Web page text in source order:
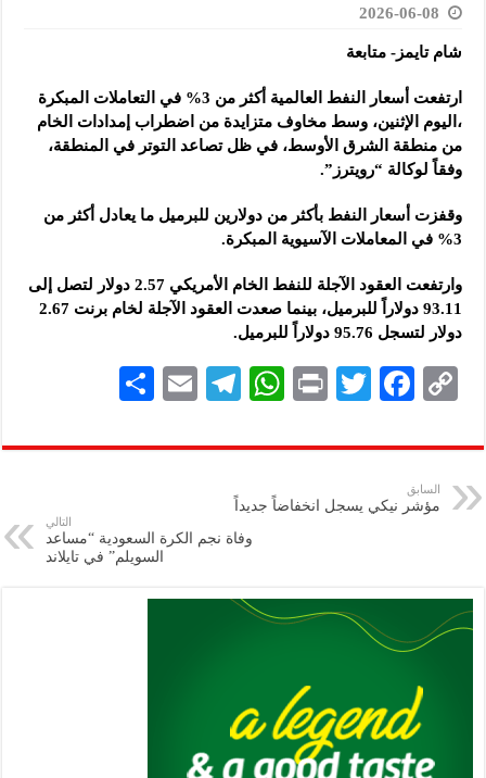
2026-06-08
شام تايمز- متابعة
ارتفعت أسعار النفط العالمية أكثر من 3% في التعاملات المبكرة
،اليوم الإثنين، وسط مخاوف متزايدة من اضطراب إمدادات ‏الخام
من منطقة الشرق الأوسط، في ظل تصاعد التوتر في المنطقة‎،
وفقاً لوكالة “رويترز”.
وقفزت أسعار النفط بأكثر من دولارين للبرميل ما يعادل أكثر من
3% في المعاملات الآسيوية المبكرة. ‏
وارتفعت العقود الآجلة للنفط الخام الأمريكي 2.57 دولار لتصل إلى
93.11 دولاراً للبرميل، بينما صعدت العقود الآجلة ‏لخام برنت 2.67
دولار لتسجل 95.76 دولاراً للبرميل‎.‎
C
p
y
Li
k
F
eb
k
T
tt
P
nt
W
at
s
A
p
p
Te
gr
m
E
ai
ar
السابق
مؤشر نيكي يسجل انخفاضاً جديداً
التالي
وفاة نجم الكرة السعودية “مساعد
السويلم” في تايلاند